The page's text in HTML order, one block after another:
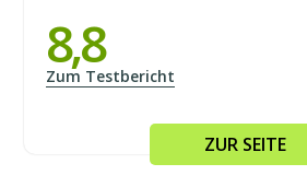
8,8
Zum Testbericht
ZUR SEITE